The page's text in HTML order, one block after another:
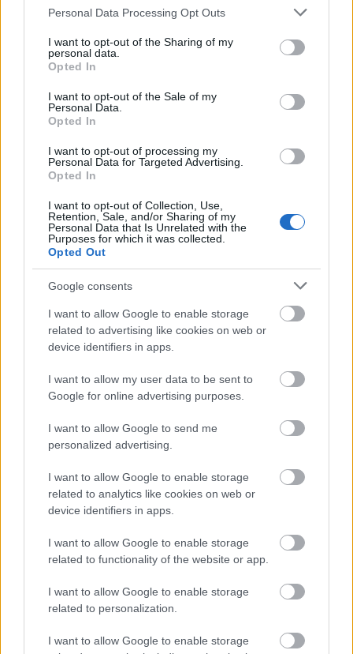
Please note that this website/app uses one or more Google
not limited to your visit or usage behaviour. You may click to
grant or deny consent to Google and its third-party tags to
use your data for below specified purposes in below Google
consent section.
Personal Data Processing Opt Outs
I want to opt-out of the Sharing of my
personal data.
Opted In
I want to opt-out of the Sale of my
Personal Data.
Opted In
I want to opt-out of processing my
Personal Data for Targeted Advertising.
Opted In
I want to opt-out of Collection, Use,
Retention, Sale, and/or Sharing of my
Personal Data that Is Unrelated with the
Purposes for which it was collected.
Opted Out
Google consents
I want to allow Google to enable storage
related to advertising like cookies on web or
device identifiers in apps.
I want to allow my user data to be sent to
Google for online advertising purposes.
I want to allow Google to send me
personalized advertising.
I want to allow Google to enable storage
related to analytics like cookies on web or
device identifiers in apps.
I want to allow Google to enable storage
related to functionality of the website or app.
I want to allow Google to enable storage
related to personalization.
I want to allow Google to enable storage
Οι μισθωτοί με προϋπηρεσία τουλάχιστον 10
οποιοδήποτε εργοδότη
δικαιούνται 25
εργάσιμες ημέρες άδειας, για όσους είναι με
πενθήμερο, ή 30 εργάσιμες ημέρες άδειας, για
όσους είναι με εξαήμερο με αποδοχές (ΕΓΣΣΕ
Επίσης οι μισθωτοί, από 1-1-2008
συμπλήρωση 25ετούς υπηρεσίας ή
προϋπηρεσίαςδικαιούνται μία εργάσιμη ημέρα
παραπάνω, δηλ. 26 ημέρες για τους
εργαζόμενους με πενθήμερο και 31 ημέρες για
τους εργαζόμενους με εξαήμερο (ΕΓΣΣΕ 2008-
2009, άρθρο 3).
Κατ' εξαίρεση επιτρέπεται η κατάτμηση της
αδείας υπό προϋποθέσεις,δηλαδή, σε περίπτωση
ιδιαίτερης σοβαρής ή επειγούσης ανάγκης της
επιχειρήσεως ή κατ' αίτηση του μισθωτού λόγω
δικαιολογημένης αιτίας και πάντοτε μετά από
έγκριση της αρμόδιας περιφερειακής Υπηρεσίας
του Υπ. Εργασίας. Στην περίπτωση αυτή το πρώτο
τμήμα της αδείας πρέπει να περιλαμβάνει 6
τουλάχιστον ημέρες. Για δε τους ανηλίκους, κάτω
των 18 ετών, 12 τουλάχιστον εργάσιμες μέρες.
Σε περίπτωση διαφωνίας μεταξύ εργοδότη και
λιγότερο από 6 ημέρες) και το χρόνο χορήγησής